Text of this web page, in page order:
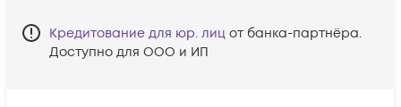
Кредитование для юр. лиц от банка-партнёра.
Доступно для ООО и ИП